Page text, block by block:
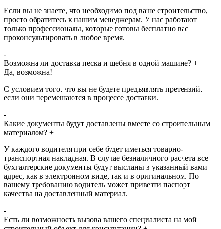
Если вы не знаете, что необходимо под ваше строительство,
просто обратитесь к нашим менеджерам. У нас работают
только профессионалы, которые готовы бесплатно вас
проконсультировать в любое время.
-
Возможна ли доставка песка и щебня в одной машине? +
Да, возможна!
С условием того, что вы не будете предъявлять претензий,
если они перемешаются в процессе доставки.
-
Какие документы будут доставлены вместе со строительным
материалом? +
У каждого водителя при себе будет иметься товарно-
транспортная накладная. В случае безналичного расчета все
бухгалтерские документы будут высланы в указанный вами
адрес, как в электронном виде, так и в оригинальном. По
вашему требованию водитель может привезти паспорт
качества на доставленный материал.
-
Есть ли возможность вызова вашего специалиста на мой